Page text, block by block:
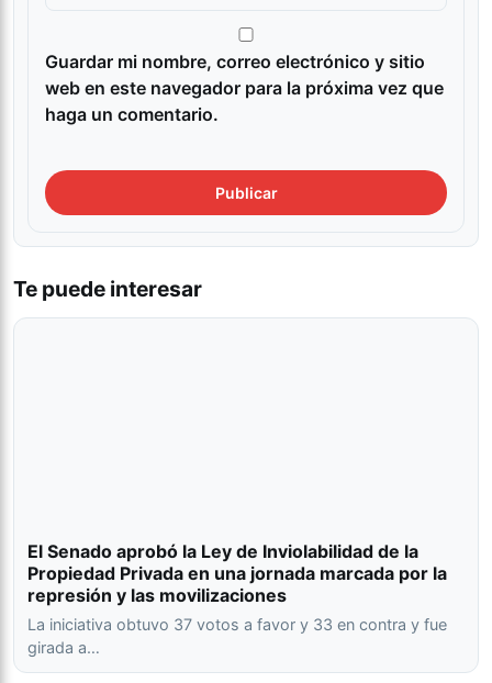
Guardar mi nombre, correo electrónico y sitio
web en este navegador para la próxima vez que
haga un comentario.
Te puede interesar
El Senado aprobó la Ley de Inviolabilidad de la
Propiedad Privada en una jornada marcada por la
represión y las movilizaciones
La iniciativa obtuvo 37 votos a favor y 33 en contra y fue
girada a…